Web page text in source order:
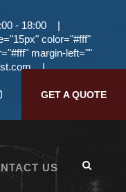
- 18:00
|
color="#fff"
margin-left=""
|
GET A QUOTE
US